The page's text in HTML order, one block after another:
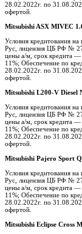
28.02.2022г. по
офертой.
Mitsubishi ASX MIVEC
Условия кредитования
Рус, лицензия ЦБ РФ №
цены а/м, срок кредита
11%; Обеспечение по
28.02.2022г. по
офертой.
Mitsubishi L200-V Diesel
Условия кредитования
Рус, лицензия ЦБ РФ №
цены а/м, срок кредита
11%; Обеспечение по
28.02.2022г. по
офертой.
Mitsubishi Pajero Sport
Условия кредитования
Рус, лицензия ЦБ РФ №
цены а/м, срок кредита
11%; Обеспечение по
28.02.2022г. по
офертой.
Mitsubishi Eclipse Cross